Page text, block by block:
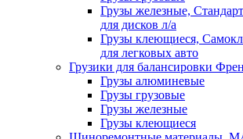
Грузы железные,
для дисков л/а
Грузы клеющиеся,
для легковых авто
Грузики для балансировки
Грузы алюминевые
Грузы грузовые
Грузы железные
Грузы клеющиеся